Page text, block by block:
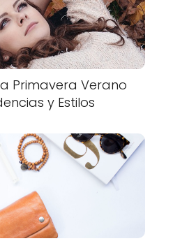
Primavera Verano
y Estilos